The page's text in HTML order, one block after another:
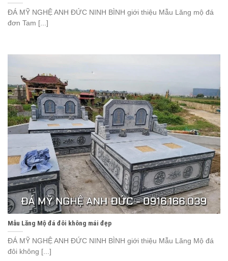
ĐÁ MỸ NGHỆ ANH ĐỨC NINH BÌNH giới thiệu Mẫu Lăng mộ đá
đơn Tam [...]
Mẫu Lăng Mộ đá đôi không mái đẹp
ĐÁ MỸ NGHỆ ANH ĐỨC NINH BÌNH giới thiệu Mẫu Lăng Mộ đá
đôi không [...]